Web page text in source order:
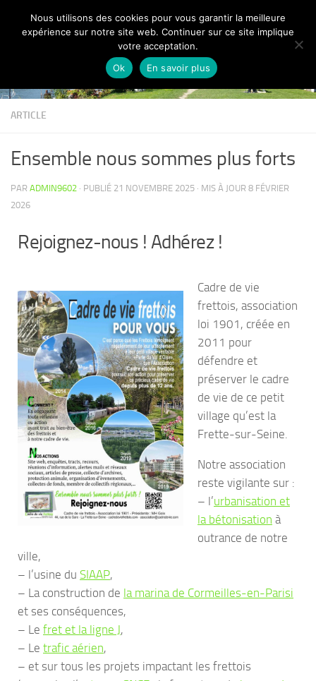
Skip to content
ARTICLE
Ensemble nous sommes plus forts
PAR ADMIN9602 · PUBLIÉ 21 NOVEMBRE 2025 · MIS À JOUR 8 FÉVRIER
2026
Rejoignez-nous ! Adhérez !
Cadre de vie
frettois, association
loi 1901, créée en
2011 pour
défendre et
préserver le cadre
de vie de ce petit
village qu’est la
Frette-sur-Seine.
Notre association
reste vigilante sur :
– l’urbanisation et
la bétonisation à
outrance de notre
ville,
– l’usine du SIAAP,
– La construction de la marina de Cormeilles-en-Parisi
et ses conséquences,
– Le fret et la ligne J,
– Le trafic aérien,
– et sur tous les projets impactant les frettois
Nous utilisons des cookies pour vous garantir la meilleure
expérience sur notre site web. Continuer sur ce site implique
votre acceptation.
Ok
En savoir plus